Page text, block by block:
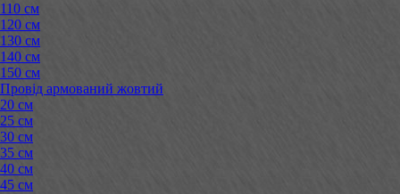
110 см
120 см
130 см
140 см
150 см
Провід армований жовтий
20 см
25 см
30 см
35 см
40 см
45 см